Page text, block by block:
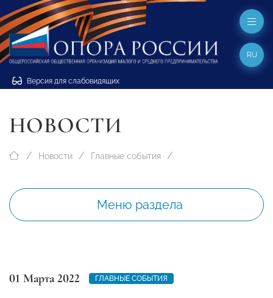
Версия для слабовидящих
RU
НОВОСТИ
Новости Главные события
Меню раздела
01 Марта 2022 ГЛАВНЫЕ СОБЫТИЯ